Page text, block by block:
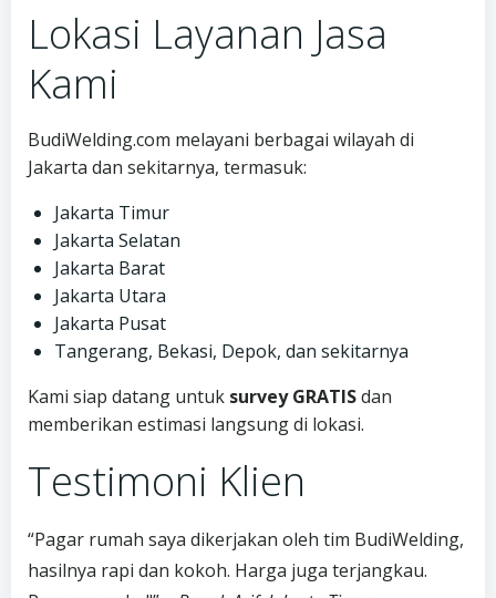
Lokasi Layanan Jasa
Kami
BudiWelding.com melayani berbagai wilayah di
Jakarta dan sekitarnya, termasuk:
Jakarta Timur
Jakarta Selatan
Jakarta Barat
Jakarta Utara
Jakarta Pusat
Tangerang, Bekasi, Depok, dan sekitarnya
Kami siap datang untuk survey GRATISdan
memberikan estimasi langsung di lokasi.
Testimoni Klien
“Pagar rumah saya dikerjakan oleh tim BudiWelding,
hasilnya rapi dan kokoh. Harga juga terjangkau.